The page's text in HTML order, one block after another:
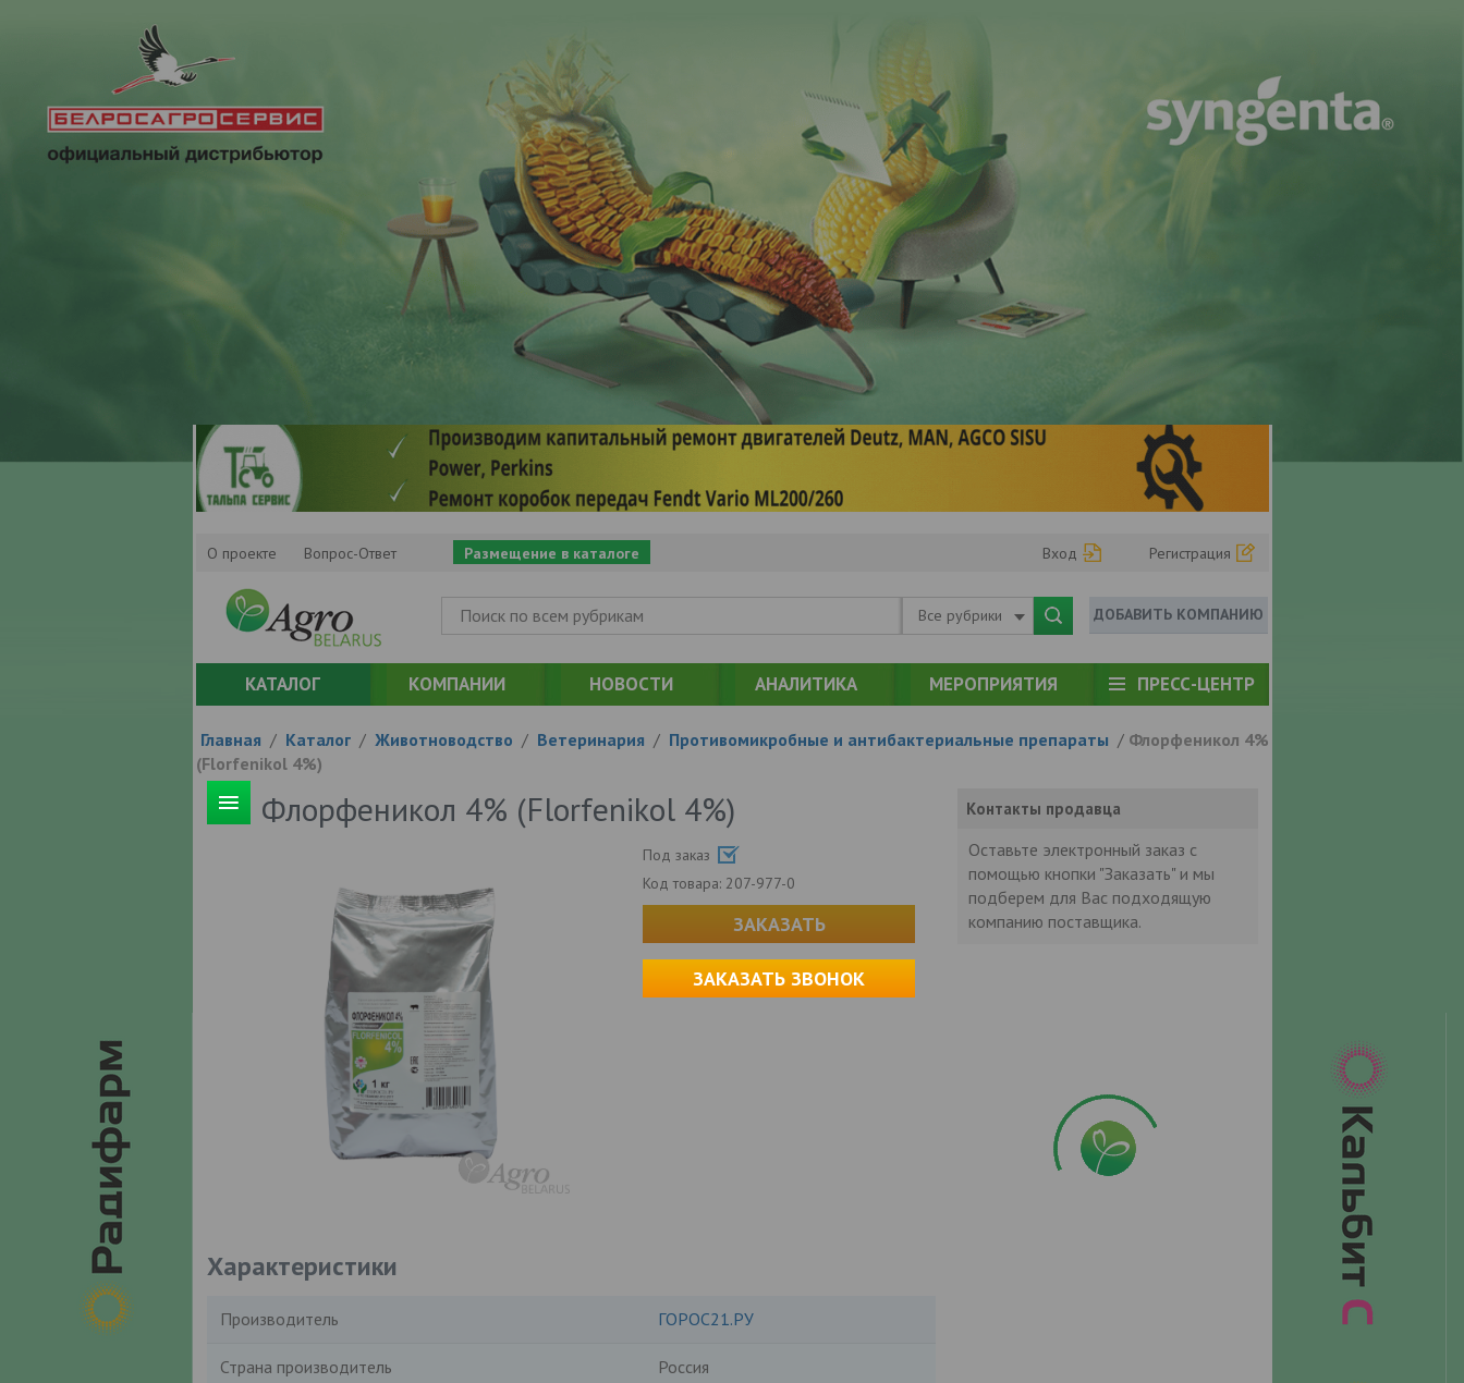
О проекте Вопрос-Ответ Размещение в каталоге Вход Регистрация
Все рубрики ДОБАВИТЬ КОМПАНИЮ
КАТАЛОГ КОМПАНИИ НОВОСТИ АНАЛИТИКА МЕРОПРИЯТИЯ ПРЕСС-ЦЕНТР
Главная / Каталог / Животноводство / Ветеринария / Противомикробные и антибактериальные препараты / Флорфеникол 4%
(Florfenikol 4%)
Флорфеникол 4% (Florfenikol 4%)
Под заказ
Код товара: 207-977-0
ЗАКАЗАТЬ
ЗАКАЗАТЬ ЗВОНОК
Характеристики
Производитель ГОРОС21.РУ
Страна производитель Россия
Контакты продавца
Оставьте электронный заказ с
помощью кнопки "Заказать" и мы
подберем для Вас подходящую
компанию поставщика.